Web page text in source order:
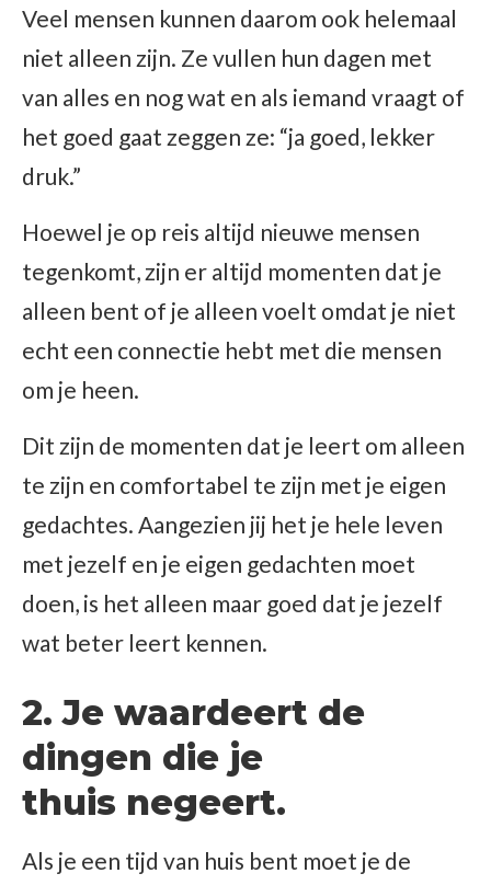
Veel mensen kunnen daarom ook helemaal
niet alleen zijn. Ze vullen hun dagen met
van alles en nog wat en als iemand vraagt of
het goed gaat zeggen ze: “ja goed, lekker
druk.”
Hoewel je op reis altijd nieuwe mensen
tegenkomt, zijn er altijd momenten dat je
alleen bent of je alleen voelt omdat je niet
echt een connectie hebt met die mensen
om je heen.
Dit zijn de momenten dat je leert om alleen
te zijn en comfortabel te zijn met je eigen
gedachtes. Aangezien jij het je hele leven
met jezelf en je eigen gedachten moet
doen, is het alleen maar goed dat je jezelf
wat beter leert kennen.
2. Je waardeert de
dingen die je
thuis negeert.
Als je een tijd van huis bent moet je de